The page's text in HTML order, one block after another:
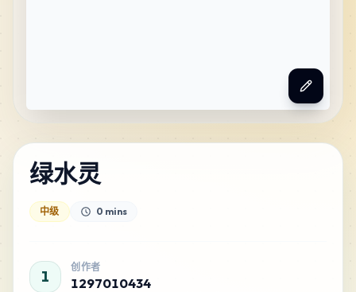
绿水灵
中级 0 mins
1
创作者
1297010434